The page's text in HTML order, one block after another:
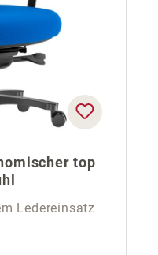
top
Ledereinsatz